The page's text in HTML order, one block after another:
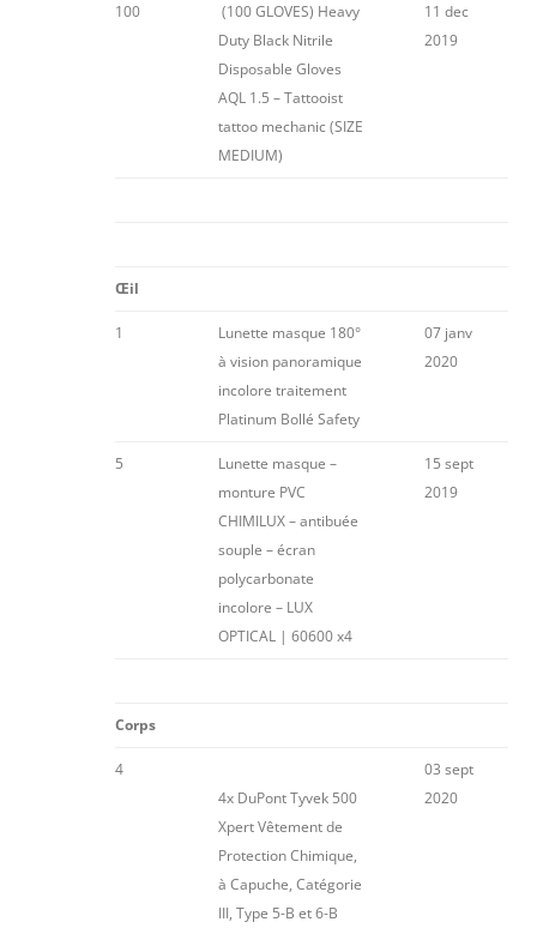
100
(100 GLOVES) Heavy
Duty Black Nitrile
Disposable Gloves
AQL 1.5 – Tattooist
tattoo mechanic (SIZE
MEDIUM)
11 dec
2019
Œil
1
Lunette masque 180°
à vision panoramique
incolore traitement
Platinum Bollé Safety
07 janv
2020
5
Lunette masque –
monture PVC
CHIMILUX – antibuée
souple – écran
polycarbonate
incolore – LUX
OPTICAL | 60600 x4
15 sept
2019
Corps
4
4x DuPont Tyvek 500
Xpert Vêtement de
Protection Chimique,
à Capuche, Catégorie
III, Type 5-B et 6-B
03 sept
2020